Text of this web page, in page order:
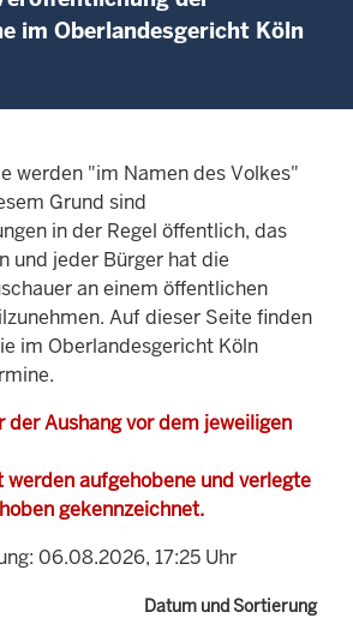
im Oberlandesgericht Köln
werden "im Namen des Volkes"
Grund sind
in der Regel öffentlich, das
und jeder Bürger hat die
an einem öffentlichen
Auf dieser Seite finden
im Oberlandesgericht Köln
der Aushang vor dem jeweiligen
aufgehobene und verlegte
gekennzeichnet.
06.08.2026, 17:25 Uhr
Datum und Sortierung